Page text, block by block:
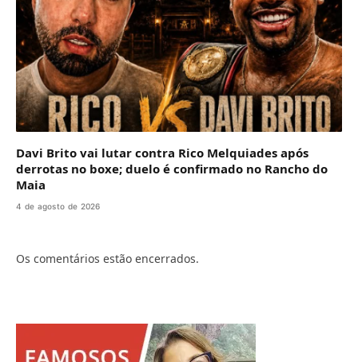
Davi Brito vai lutar contra Rico Melquiades após
derrotas no boxe; duelo é confirmado no Rancho do
Maia
4 de agosto de 2026
Os comentários estão encerrados.